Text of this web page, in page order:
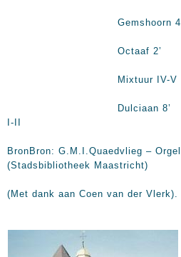
Gemshoorn
Octaaf 2’
Mixtuur IV-
Dulciaan 8’
I-II
BronBron: G.M.I.Quaedvlieg –
(Stadsbibliotheek Maastricht)
(Met dank aan Coen van der Vlerk).